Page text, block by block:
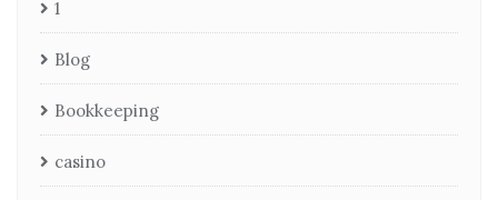
1
Blog
Bookkeeping
casino